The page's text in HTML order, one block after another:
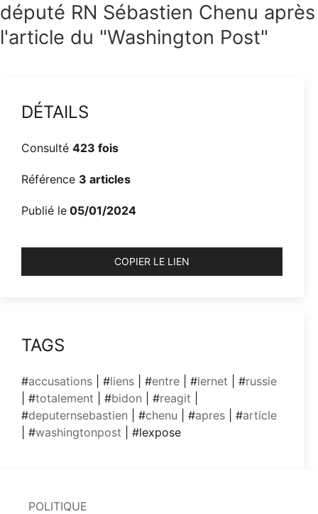
député RN Sébastien Chenu après
l'article du "Washington Post"
DÉTAILS
Consulté 423 fois
Référence 3 articles
Publié le 05/01/2024
COPIER LE LIEN
TAGS
#accusations | #liens | #entre | #lernet | #russie
| #totalement | #bidon | #reagit
#deputernsebastien | #chenu | #apres | #article
| #washingtonpost | #lexpose
POLITIQUE